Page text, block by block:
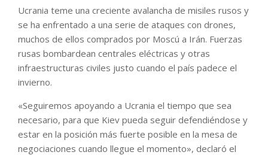
Ucrania teme una creciente avalancha de misiles rusos y
se ha enfrentado a una serie de ataques con drones,
muchos de ellos comprados por Moscú a Irán. Fuerzas
rusas bombardean centrales eléctricas y otras
infraestructuras civiles justo cuando el país padece el
invierno.
«Seguiremos apoyando a Ucrania el tiempo que sea
necesario, para que Kiev pueda seguir defendiéndose y
estar en la posición más fuerte posible en la mesa de
negociaciones cuando llegue el momento», declaró el